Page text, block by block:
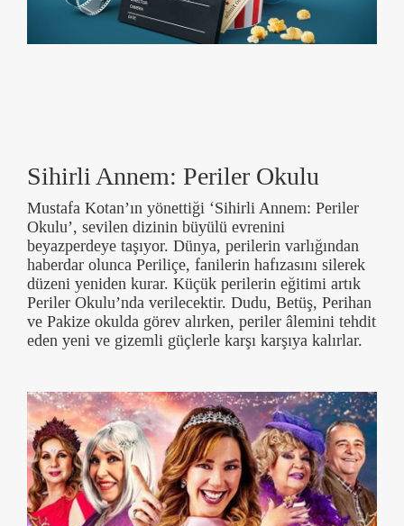
Sihirli Annem: Periler Okulu
Mustafa Kotan’ın yönettiği ‘Sihirli Annem: Periler
Okulu’, sevilen dizinin büyülü evrenini
beyazperdeye taşıyor. Dünya, perilerin varlığından
haberdar olunca Periliçe, fanilerin hafızasını silerek
düzeni yeniden kurar. Küçük perilerin eğitimi artık
Periler Okulu’nda verilecektir. Dudu, Betüş, Perihan
ve Pakize okulda görev alırken, periler âlemini tehdit
eden yeni ve gizemli güçlerle karşı karşıya kalırlar.